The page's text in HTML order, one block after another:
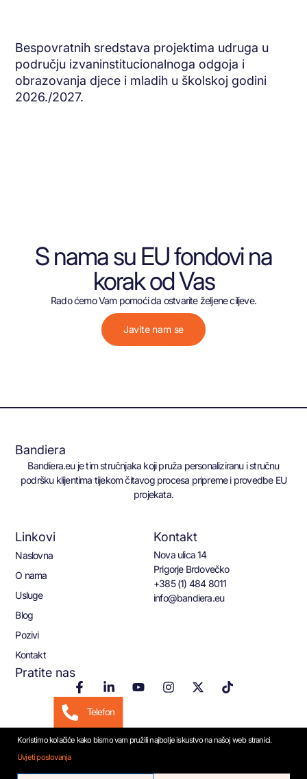
Koristimo kolačiće kako bismo vam pružili najbolje iskustvo na našoj web stranici.
Uvjeti poslovanja
Bespovratnih sredstava projektima udruga u
području izvaninstitucionalnoga odgoja i
obrazovanja djece i mladih u školskoj godini
2026./2027.
S nama su EU fondovi na
korak od Vas
Rado ćemo Vam pomoći da ostvarite željene ciljeve.
Javite nam se
Bandiera
Bandiera.eu je tim stručnjaka koji pruža personaliziranu i stručnu
podršku klijentima tijekom čitavog procesa pripreme i provedbe EU
projekata.
Linkovi
Naslovna
O nama
Usluge
Blog
Pozivi
Kontakt
Kontakt
Nova ulica 14
Prigorje Brdovečko
+385 (1) 484 8011
info@bandiera.eu
Pratite nas
Telefon
Email
WhatsApp